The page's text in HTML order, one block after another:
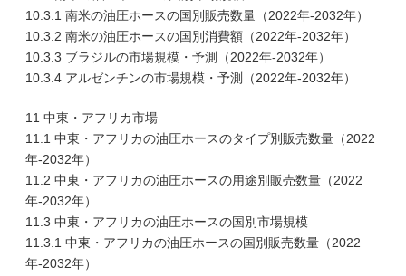
10.3.1 南米の油圧ホースの国別販売数量（2022年-2032年）
10.3.2 南米の油圧ホースの国別消費額（2022年-2032年）
10.3.3 ブラジルの市場規模・予測（2022年-2032年）
10.3.4 アルゼンチンの市場規模・予測（2022年-2032年）
11 中東・アフリカ市場
11.1 中東・アフリカの油圧ホースのタイプ別販売数量（2022
年-2032年）
11.2 中東・アフリカの油圧ホースの用途別販売数量（2022
年-2032年）
11.3 中東・アフリカの油圧ホースの国別市場規模
11.3.1 中東・アフリカの油圧ホースの国別販売数量（2022
年-2032年）